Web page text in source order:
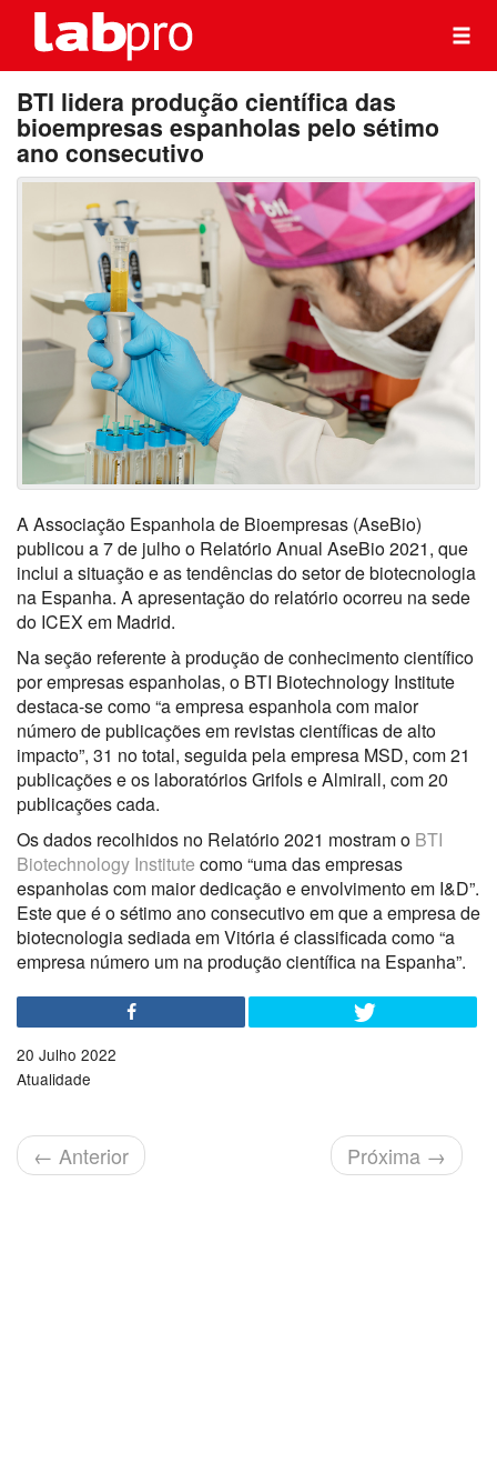
BTI lidera produção científica das
bioempresas espanholas pelo sétimo
ano consecutivo
A Associação Espanhola de Bioempresas (AseBio)
publicou a 7 de julho o Relatório Anual AseBio 2021, que
inclui a situação e as tendências do setor de biotecnologia
na Espanha. A apresentação do relatório ocorreu na sede
do ICEX em Madrid.
Na seção referente à produção de conhecimento científico
por empresas espanholas, o BTI Biotechnology Institute
destaca-se como “a empresa espanhola com maior
número de publicações em revistas científicas de alto
impacto”, 31 no total, seguida pela empresa MSD, com 21
publicações e os laboratórios Grifols e Almirall, com 20
publicações cada.
Os dados recolhidos no Relatório 2021 mostram o BTI
Biotechnology Institute como “uma das empresas
espanholas com maior dedicação e envolvimento em I&D”.
Este que é o sétimo ano consecutivo em que a empresa de
biotecnologia sediada em Vitória é classificada como “a
empresa número um na produção científica na Espanha”.
20 Julho 2022
Atualidade
← Anterior Próxima →